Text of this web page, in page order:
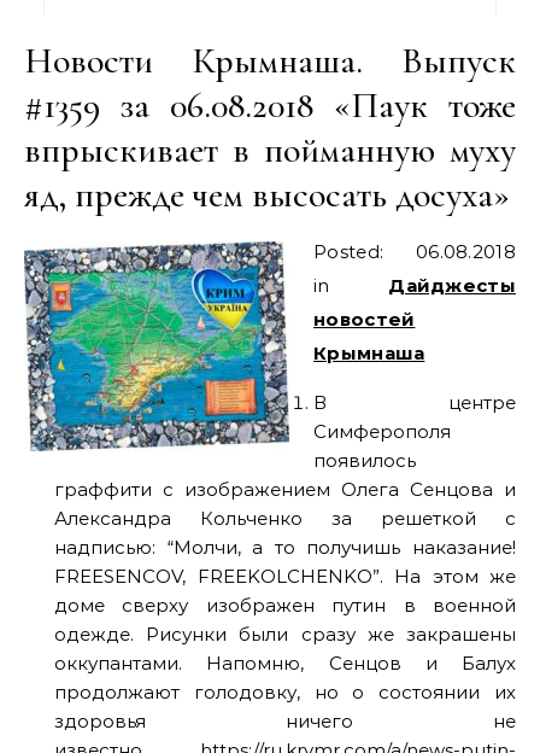
Новости Крымнаша. Выпуск
#1359 за 06.08.2018 «Паук тоже
впрыскивает в пойманную муху
яд, прежде чем высосать досуха»
Posted: 06.08.2018
in Дайджесты
новостей
Крымнаша
В центре
Симферополя
появилось
граффити с изображением Олега Сенцова и
Александра Кольченко за решеткой с
надписью: “Молчи, а то получишь наказание!
FREESENCOV, FREEKOLCHENKO”. На этом же
доме сверху изображен путин в военной
одежде. Рисунки были сразу же закрашены
оккупантами. Напомню, Сенцов и Балух
продолжают голодовку, но о состоянии их
здоровья ничего не